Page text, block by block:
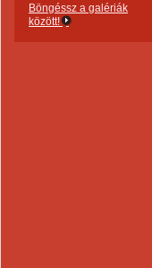
Böngéssz a galériák
között!